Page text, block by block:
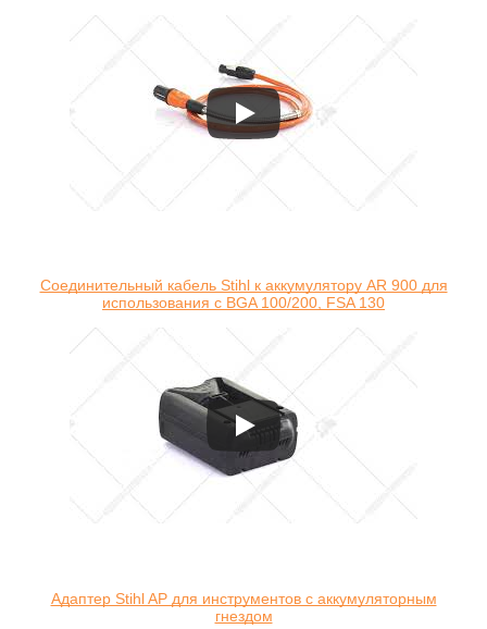
Соединительный кабель Stihl к аккумулятору AR 900 для
использования с BGA 100/200, FSA 130
Адаптер Stihl AP для инструментов с аккумуляторным
гнездом